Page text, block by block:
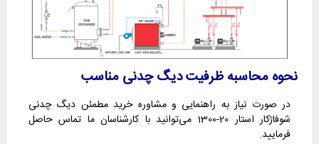
نحوه محاسبه ظرفیت دیگ چدنی مناسب
در صورت نیاز به راهنمایی و مشاوره خرید مطمئن دیگ چدنی
شوفاژکار استار 20-1300 می‌توانید با کارشناسان ما تماس حاصل
فرمایید.